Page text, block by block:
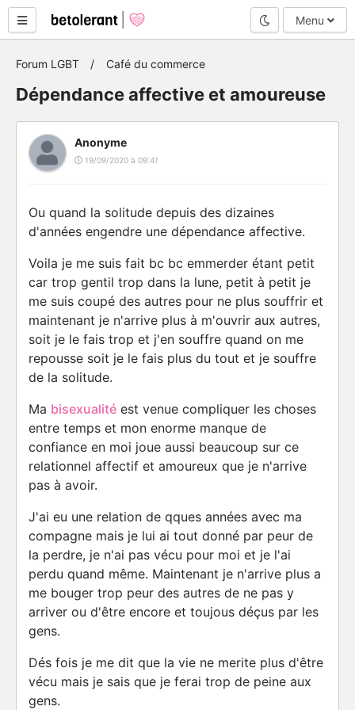
Mode nuit
Menu
Forum LGBT Café du commerce
Dépendance affective et amoureuse
Anonyme
19/09/2020 à 09:41
Ou quand la solitude depuis des dizaines
d'années engendre une dépendance affective.
Voila je me suis fait bc bc emmerder étant petit
car trop gentil trop dans la lune, petit à petit je
me suis coupé des autres pour ne plus souffrir et
maintenant je n'arrive plus à m'ouvrir aux autres,
soit je le fais trop et j'en souffre quand on me
repousse soit je le fais plus du tout et je souffre
de la solitude.
Ma bisexualité est venue compliquer les choses
entre temps et mon enorme manque de
confiance en moi joue aussi beaucoup sur ce
relationnel affectif et amoureux que je n'arrive
pas à avoir.
J'ai eu une relation de qques années avec ma
compagne mais je lui ai tout donné par peur de
la perdre, je n'ai pas vécu pour moi et je l'ai
perdu quand même. Maintenant je n'arrive plus a
me bouger trop peur des autres de ne pas y
arriver ou d'être encore et toujous déçus par les
gens.
Dés fois je me dit que la vie ne merite plus d'être
vécu mais je sais que je ferai trop de peine aux
gens.